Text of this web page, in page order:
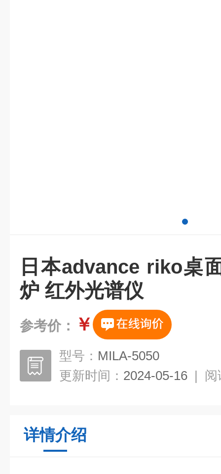
日本advance riko桌
炉 红外光谱仪
参考价： ￥
型号： MILA-5050
更新时间： 2024-05-16 | 阅
详情介绍